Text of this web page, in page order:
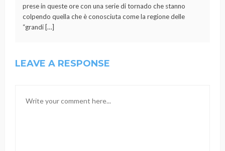
prese in queste ore con una serie di tornado che stanno
colpendo quella che è conosciuta come la regione delle
“grandi […]
LEAVE A RESPONSE